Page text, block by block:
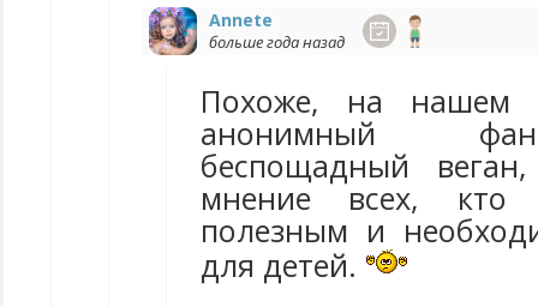
Annete
больше года назад
Похоже, на нашем
анонимный
беспощадный
мнение всех, кто
полезным и
для детей.